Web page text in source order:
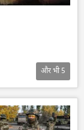
और भी5